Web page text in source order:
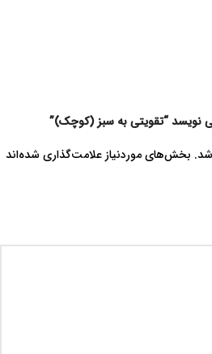
نویسد “تقویتی به سبز (کوچک)”
بخش‌های موردنیاز علامت‌گذاری شده‌اند